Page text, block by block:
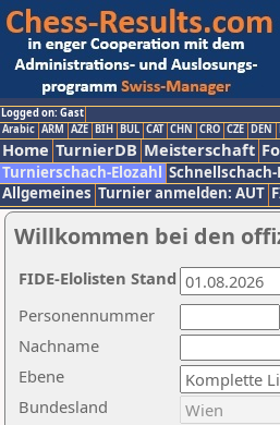
Logged on: Gast
Arabic ARM AZE BIH BUL CAT CHN CRO CZE DEN
Home TurnierDB Meisterschaft
Turnierschach-Elozahl Schnellschach-
Allgemeines Turnier anmelden: AUT
Willkommen bei den
Nachname
Ebene
Personennummer
Bundesland
FIDE-Elolisten Stand